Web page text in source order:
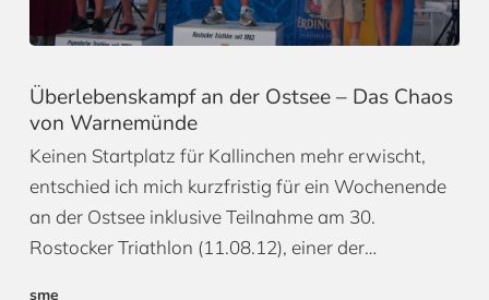
Überlebenskampf an der Ostsee – Das Chaos
von Warnemünde
Keinen Startplatz für Kallinchen mehr erwischt,
entschied ich mich kurzfristig für ein Wochenende
an der Ostsee inklusive Teilnahme am 30.
Rostocker Triathlon (11.08.12), einer der…
sme